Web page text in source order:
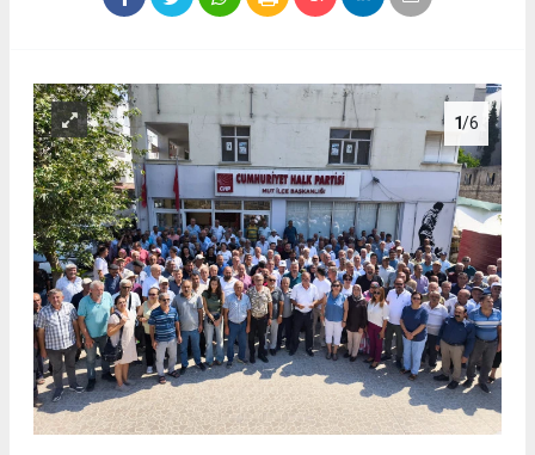
1/6